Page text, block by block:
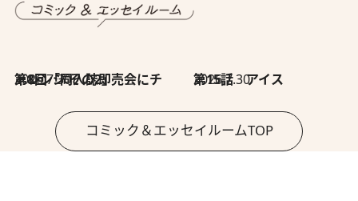
2026.7.30
第8回「同人誌即売会にチャレンジ その2」 2026.7.30
第15話 アイス
コミック＆エッセイルームTOP